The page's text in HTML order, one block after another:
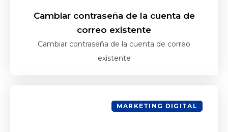
Cambiar contraseña de la cuenta de
correo existente
Cambiar contraseña de la cuenta de correo
existente
MARKETING DIGITAL